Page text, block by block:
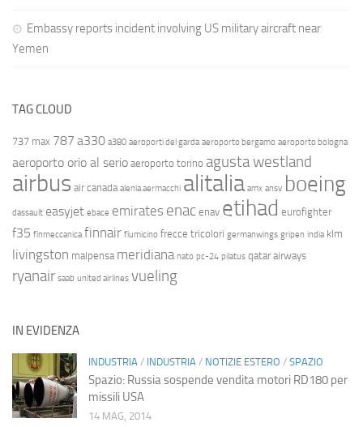
Embassy reports incident involving US military aircraft near
Yemen
TAG CLOUD
737 max 787 a330 a380 aeroporti del garda aeroporto bergamo aeroporto bologna
aeroporto orio al serio aeroporto torino agusta westland
airbus air canada alenia aermacchi alitalia amx ansv boeing
dassault easyjet ebace emirates enac enav etihad eurofighter
f35 finmeccanica finnair fiumicino frecce tricolori germanwings gripen india klm
livingston malpensa meridiana nato pc-24 pilatus qatar airways
ryanair saab united airlines vueling
IN EVIDENZA
INDUSTRIA / INDUSTRIA / NOTIZIE ESTERO / SPAZIO
Spazio: Russia sospende vendita motori RD180 per
missili USA
14 MAG, 2014